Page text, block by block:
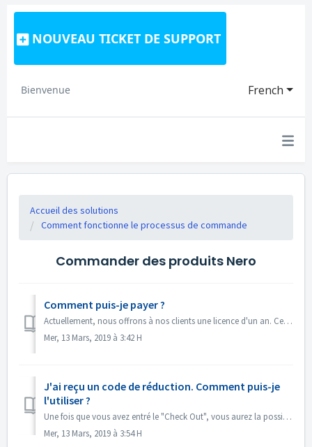
NOUVEAU TICKET DE SUPPORT
French
Bienvenue
Accueil des solutions
Comment fonctionne le processus de commande
Commander des produits Nero
Comment puis-je payer ?
Actuellement, nous offrons à nos clients une licence d'un an. Cela signifie que le montant de l'achat sera débité de votre compte bancaire au début ...
Mer, 13 Mars, 2019 à 3:42 H
J'ai reçu un code de réduction. Comment puis-je
l'utiliser ?
Une fois que vous avez entré le "Check Out", vous aurez la possibilité d'entrer votre code de réduction dans le champ vide "Discount Code...
Mer, 13 Mars, 2019 à 3:54 H